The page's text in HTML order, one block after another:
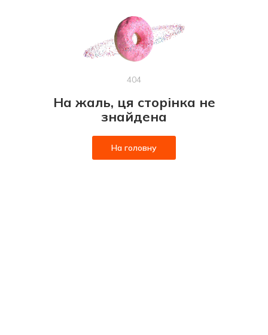
404
На жаль, ця сторінка не
знайдена
На головну